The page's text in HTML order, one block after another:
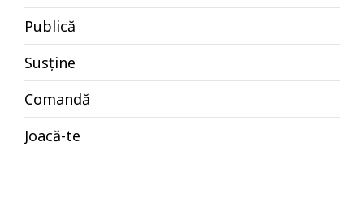
Publică
Susține
Comandă
Joacă-te